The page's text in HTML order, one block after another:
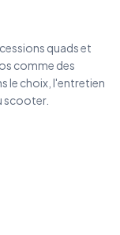
quads et
comme des
le choix, l'entretien
scooter.